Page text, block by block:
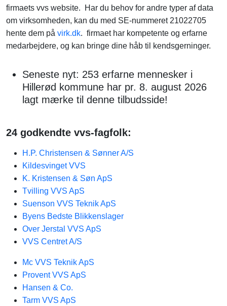
firmaets vvs website. Har du behov for andre typer af data
om virksomheden, kan du med SE-nummeret 21022705
hente dem på virk.dk. firmaet har kompetente og erfarne
medarbejdere, og kan bringe dine håb til kendsgerninger.
Seneste nyt: 253 erfarne mennesker i
Hillerød kommune har pr. 8. august 2026
lagt mærke til denne tilbudsside!
24 godkendte vvs-fagfolk:
H.P. Christensen & Sønner A/S
Kildesvinget VVS
K. Kristensen & Søn ApS
Tvilling VVS ApS
Suenson VVS Teknik ApS
Byens Bedste Blikkenslager
Over Jerstal VVS ApS
VVS Centret A/S
Mc VVS Teknik ApS
Provent VVS ApS
Hansen & Co.
Tarm VVS ApS